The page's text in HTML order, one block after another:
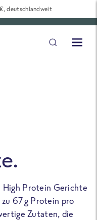
deutschlandweit
High Protein Gerichte
67 g Protein pro
Zutaten, die